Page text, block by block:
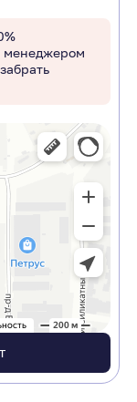
менеджером